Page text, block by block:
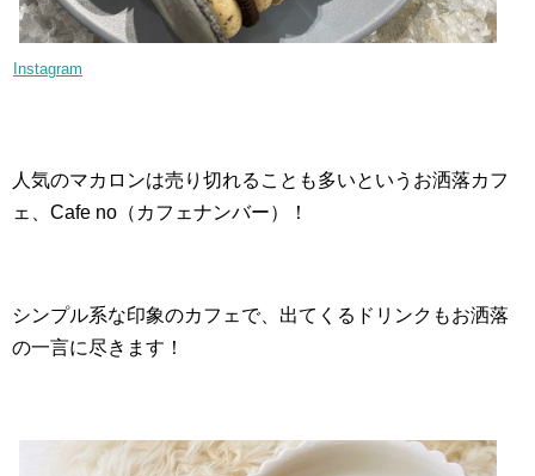
Instagram
人気のマカロンは売り切れることも多いというお洒落カフ
ェ、Cafe no（カフェナンバー）！
シンプル系な印象のカフェで、出てくるドリンクもお洒落
の一言に尽きます！